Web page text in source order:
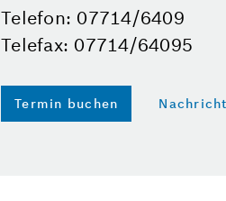
Telefon: 07714/6409
Telefax: 07714/64095
Termin buchen